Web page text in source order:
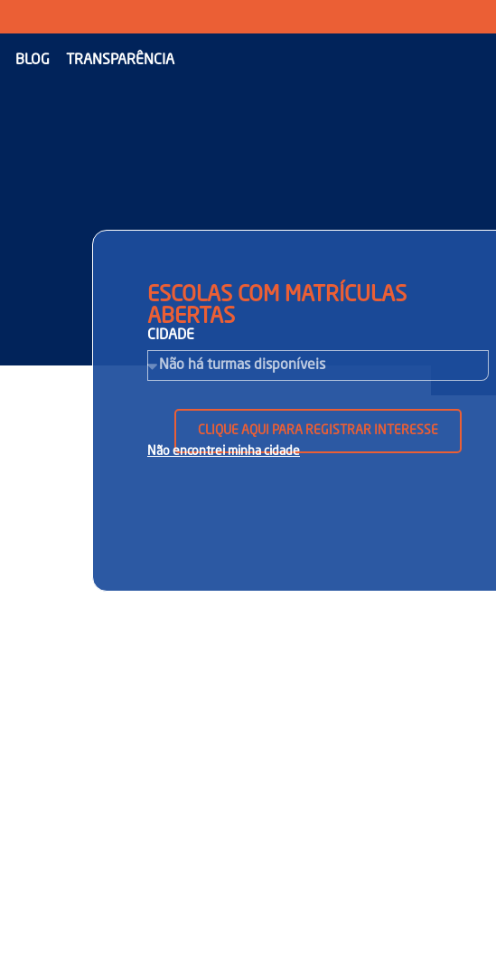
BLOG TRANSPARÊNCIA
ESCOLAS COM MATRÍCULAS
ABERTAS
CIDADE
CLIQUE AQUI PARA REGISTRAR INTERESSE
Não encontrei minha cidade